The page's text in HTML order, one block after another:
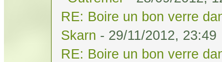
RE: Boire un bon verre
Skarn - 29/11/2012, 23:49
RE: Boire un bon verre